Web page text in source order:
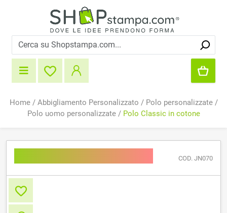
Home/ Abbigliamento Personalizzato / Polo personalizzate/
Polo uomo personalizzate/ Polo Classic in cotone
COD. JN070